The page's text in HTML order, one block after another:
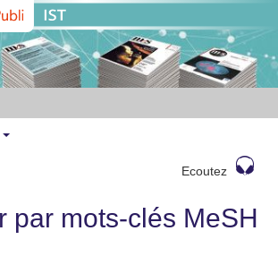
Ecoutez
par mots-clés MeSH